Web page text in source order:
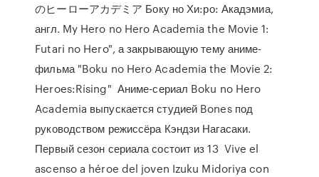
のヒーローアカデミア Боку но Хи:ро: Акадэмиа,
англ. My Hero no Hero Academia the Movie 1:
Futari no Hero", а закрывающую тему аниме-
фильма "Boku no Hero Academia the Movie 2:
Heroes:Rising" Аниме-сериал Boku no Hero
Academia выпускается студией Bones под
руководством режиссёра Кэндзи Нагасаки.
Первый сезон сериала состоит из 13 Vive el
ascenso a héroe del joven Izuku Midoriya con